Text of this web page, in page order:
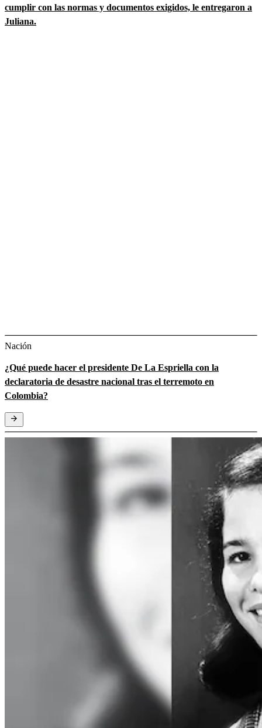
cumplir con las normas y documentos exigidos, le entregaron a
Juliana.
Nación
¿Qué puede hacer el presidente De La Espriella con la
declaratoria de desastre nacional tras el terremoto en
Colombia?